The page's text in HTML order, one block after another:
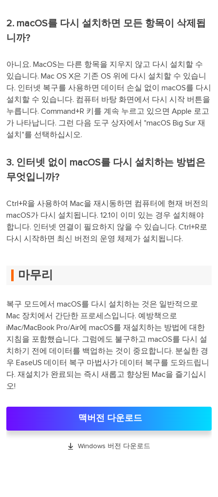
2. macOS를 다시 설치하면 모든 항목이 삭제됩
니까?
아니요. MacOS는 다른 항목을 지우지 않고 다시 설치할 수
있습니다. Mac OS X은 기존 OS 위에 다시 설치할 수 있습니
다. 인터넷 복구를 사용하면 데이터 손실 없이 macOS를 다시
설치할 수 있습니다. 컴퓨터 바탕 화면에서 다시 시작 버튼을
누릅니다. Command+R 키를 계속 누르고 있으면 Apple 로고
가 나타납니다. 그런 다음 도구 상자에서 "macOS Big Sur 재
설치"를 선택하십시오.
3. 인터넷 없이 macOS를 다시 설치하는 방법은
무엇입니까?
Ctrl+R을 사용하여 Mac을 재시동하면 컴퓨터에 현재 버전의
macOS가 다시 설치됩니다. 12.1이 이미 있는 경우 설치해야
합니다. 인터넷 연결이 필요하지 않을 수 있습니다. Ctrl+R로
다시 시작하면 최신 버전의 운영 체제가 설치됩니다.
마무리
복구 모드에서 macOS를 다시 설치하는 것은 일반적으로
Mac 장치에서 간단한 프로세스입니다. 예방책으로
iMac/MacBook Pro/Air에 macOS를 재설치하는 방법에 대한
지침을 포함했습니다. 그럼에도 불구하고 macOS를 다시 설
치하기 전에 데이터를 백업하는 것이 중요합니다. 분실한 경
우 EaseUS 데이터 복구 마법사가 데이터 복구를 도와드립니
다. 재설치가 완료되는 즉시 새롭고 향상된 Mac을 즐기십시
오!
맥버전 다운로드
 Windows 버전 다운로드